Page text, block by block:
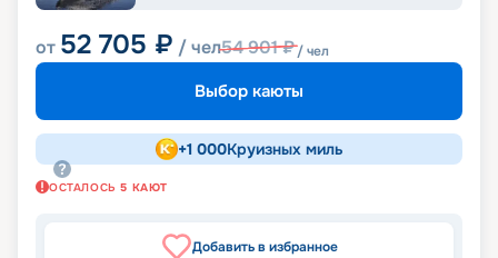
от 52 705 ₽ / чел54 901₽/ чел
Выбор каюты
+1 000Круизных миль
ОСТАЛОСЬ 5 КАЮТ
Добавить в избранное